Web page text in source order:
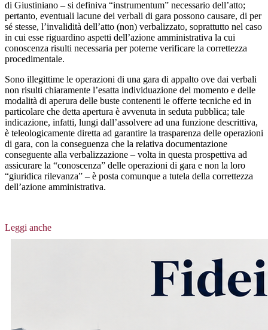
di Giustiniano – si definiva “instrumentum” necessario dell’atto;
pertanto, eventuali lacune dei verbali di gara possono causare, di per
sé stesse, l’invalidità dell’atto (non) verbalizzato, soprattutto nel caso
in cui esse riguardino aspetti dell’azione amministrativa la cui
conoscenza risulti necessaria per poterne verificare la correttezza
procedimentale.
Sono illegittime le operazioni di una gara di appalto ove dai verbali
non risulti chiaramente l’esatta individuazione del momento e delle
modalità di aperura delle buste contenenti le offerte tecniche ed in
particolare che detta apertura è avvenuta in seduta pubblica; tale
indicazione, infatti, lungi dall’assolvere ad una funzione descrittiva,
è teleologicamente diretta ad garantire la trasparenza delle operazioni
di gara, con la conseguenza che la relativa documentazione
conseguente alla verbalizzazione – volta in questa prospettiva ad
assicurare la “conoscenza” delle operazioni di gara e non la loro
“giuridica rilevanza” – è posta comunque a tutela della correttezza
dell’azione amministrativa.
Leggi anche